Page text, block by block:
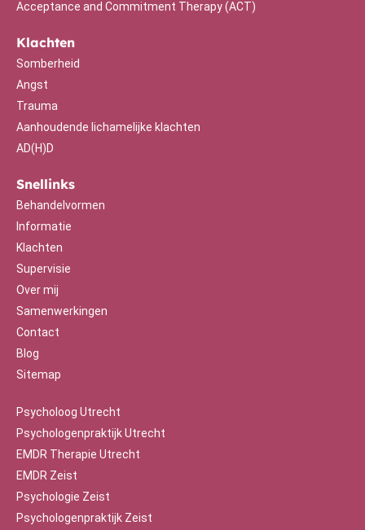
Acceptance and Commitment Therapy (ACT)
Klachten
Somberheid
Angst
Trauma
Aanhoudende lichamelijke klachten
AD(H)D
Snellinks
Behandelvormen
Informatie
Klachten
Supervisie
Over mij
Samenwerkingen
Contact
Blog
Sitemap
Psycholoog Utrecht
Psychologenpraktijk Utrecht
EMDR Therapie Utrecht
EMDR Zeist
Psychologie Zeist
Psychologenpraktijk Zeist